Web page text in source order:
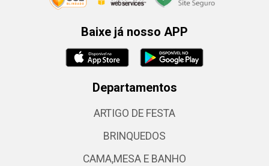
Baixe já nosso APP
Departamentos
ARTIGO DE FESTA
BRINQUEDOS
CAMA,MESA E BANHO